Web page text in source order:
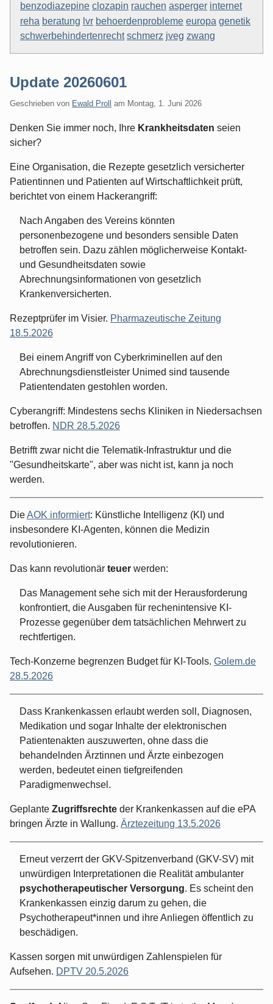
benzodiazepine clozapin rauchen asperger internet
reha beratung lvr behoerdenprobleme europa genetik
schwerbehindertenrecht schmerz jveg zwang
Update 20260601
Geschrieben von Ewald Proll am Montag, 1. Juni 2026
Denken Sie immer noch, Ihre Krankheitsdaten seien
sicher?
Eine Organisation, die Rezepte gesetzlich versicherter
Patientinnen und Patienten auf Wirtschaftlichkeit prüft,
berichtet von einem Hackerangriff:
Nach Angaben des Vereins könnten
personenbezogene und besonders sensible Daten
betroffen sein. Dazu zählen möglicherweise Kontakt-
und Gesundheitsdaten sowie
Abrechnungsinformationen von gesetzlich
Krankenversicherten.
Rezeptprüfer im Visier. Pharmazeutische Zeitung
18.5.2026
Bei einem Angriff von Cyberkriminellen auf den
Abrechnungsdienstleister Unimed sind tausende
Patientendaten gestohlen worden.
Cyberangriff: Mindestens sechs Kliniken in Niedersachsen
betroffen. NDR 28.5.2026
Betrifft zwar nicht die Telematik-Infrastruktur und die
"Gesundheitskarte", aber was nicht ist, kann ja noch
werden.
DieAOK informiert: Künstliche Intelligenz (KI) und
insbesondere KI-Agenten, können die Medizin
revolutionieren.
Das kann revolutionär teuer werden:
Das Management sehe sich mit der Herausforderung
konfrontiert, die Ausgaben für rechenintensive KI-
Prozesse gegenüber dem tatsächlichen Mehrwert zu
rechtfertigen.
Tech-Konzerne begrenzen Budget für KI-Tools. Golem.de
28.5.2026
Dass Krankenkassen erlaubt werden soll, Diagnosen,
Medikation und sogar Inhalte der elektronischen
Patientenakten auszuwerten, ohne dass die
behandelnden Ärztinnen und Ärzte einbezogen
werden, bedeutet einen tiefgreifenden
Paradigmenwechsel.
Geplante Zugriffsrechte der Krankenkassen auf die ePA
bringen Ärzte in Wallung. Ärztezeitung 13.5.2026
Erneut verzerrt der GKV-Spitzenverband (GKV-SV) mit
unwürdigen Interpretationen die Realität ambulanter
psychotherapeutischer Versorgung. Es scheint den
Krankenkassen einzig darum zu gehen, die
Psychotherapeut*innen und ihre Anliegen öffentlich zu
beschädigen.
Kassen sorgen mit unwürdigen Zahlenspielen für
Aufsehen. DPTV 20.5.2026